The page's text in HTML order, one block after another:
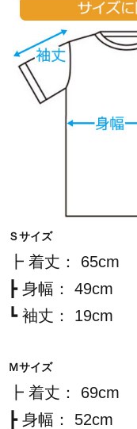
Ｓサイズ
┣ 着丈： 65cm
┣ 身幅： 49cm
┗ 袖丈： 19cm
Ｍサイズ
┣ 着丈： 69cm
┣ 身幅： 52cm